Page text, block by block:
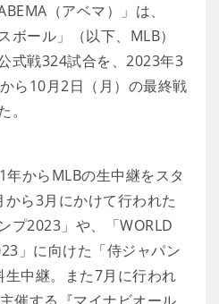
（アベマ）」は、
ボール」（以下、MLB）
式戦324試合を、2023年3
ら10月2日（月）の最終戦
年からMLBの生中継をスタ
ら3月にかけて行われた
プ2023」や、「WORLD
」に向けた「侍ジャパン
中継。また7月に行われ